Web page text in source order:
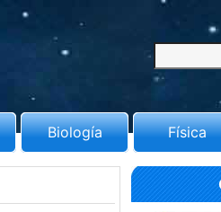
Biología Física